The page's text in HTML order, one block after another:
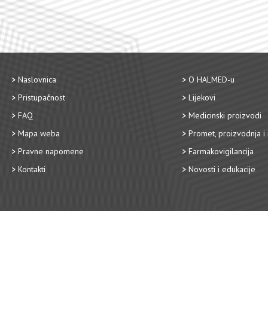
Naslovnica
Pristupačnost
FAQ
Mapa weba
Pravne napomene
Kontakti
O HALMED-u
Lijekovi
Medicinski proizvodi
Promet, proizvodnja i
Farmakovigilancija
Novosti i edukacije